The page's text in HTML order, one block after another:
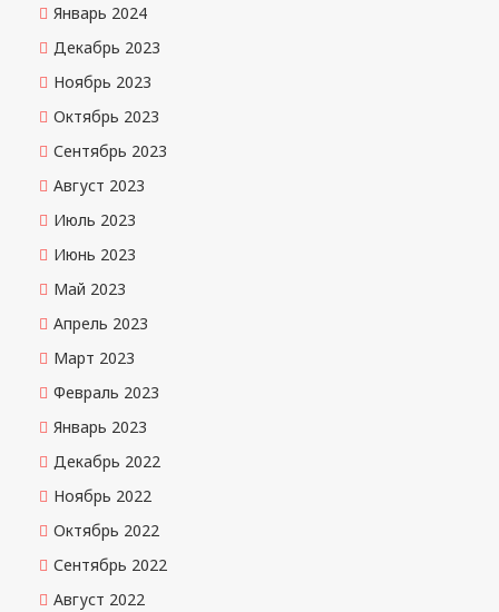
Январь 2024
Декабрь 2023
Ноябрь 2023
Октябрь 2023
Сентябрь 2023
Август 2023
Июль 2023
Июнь 2023
Май 2023
Апрель 2023
Март 2023
Февраль 2023
Январь 2023
Декабрь 2022
Ноябрь 2022
Октябрь 2022
Сентябрь 2022
Август 2022